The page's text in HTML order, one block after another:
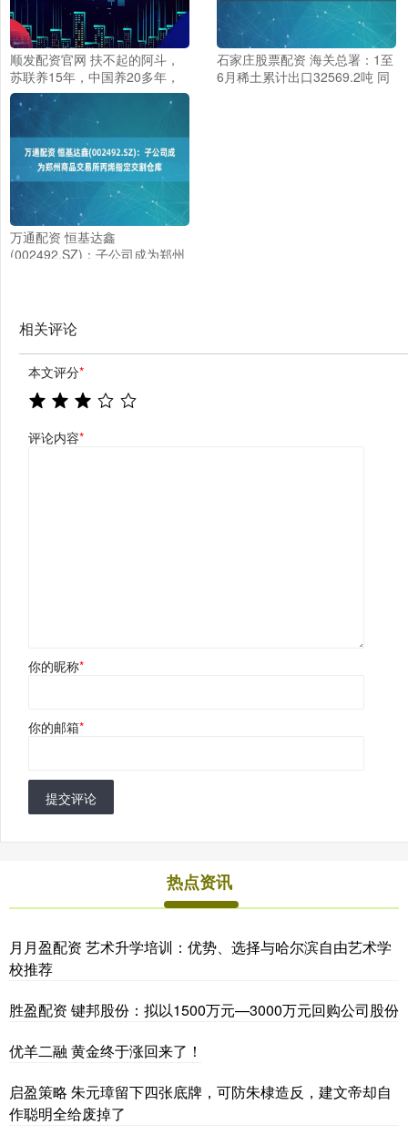
顺发配资官网 扶不起的阿斗，
苏联养15年，中国养20多年，
为何仍穷困至今？
石家庄股票配资 海关总署：1至
6月稀土累计出口32569.2吨 同
万通配资 恒基达鑫
(002492.SZ)：子公司成为郑州
相关评论
本文评分*
评论内容*
你的昵称*
你的邮箱*
提交评论
热点资讯
月月盈配资 艺术升学培训：优势、选择与哈尔滨自由艺术学
校推荐
胜盈配资 键邦股份：拟以1500万元—3000万元回购公司股份
优羊二融 黄金终于涨回来了！
启盈策略 朱元璋留下四张底牌，可防朱棣造反，建文帝却自
作聪明全给废掉了